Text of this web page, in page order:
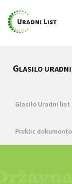
GLASILO
Glasilo Uradni list
Preklic